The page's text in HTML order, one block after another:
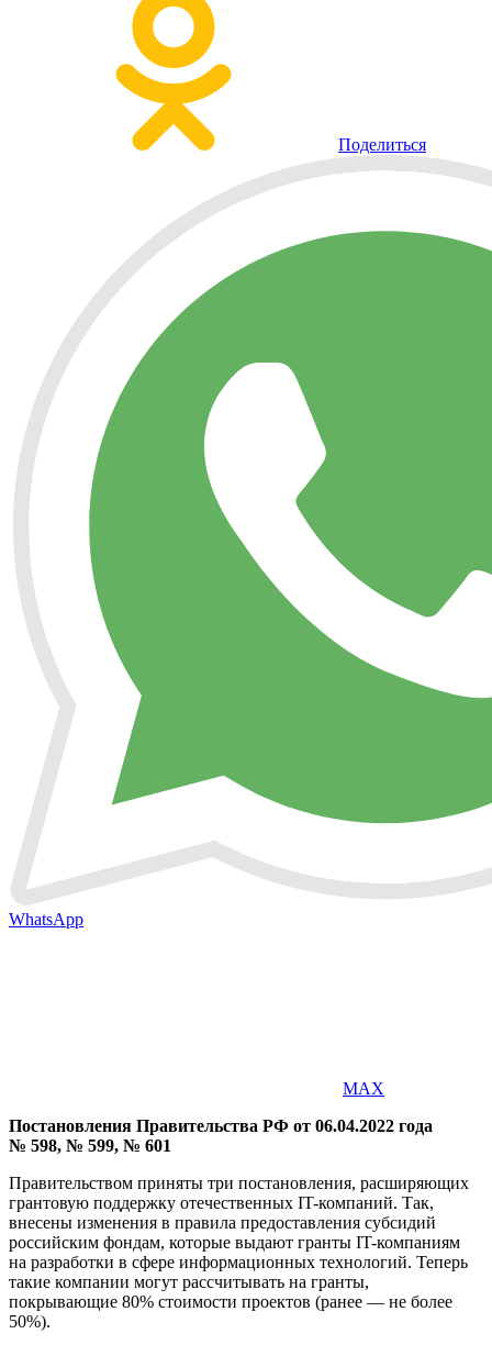
Поделиться
WhatsApp
MAX
Постановления Правительства РФ от 06.04.2022 года
№ 598, № 599, № 601
Правительством приняты три постановления, расширяющих
грантовую поддержку отечественных IT-компаний. Так,
внесены изменения в правила предоставления субсидий
российским фондам, которые выдают гранты IT-компаниям
на разработки в сфере информационных технологий. Теперь
такие компании могут рассчитывать на гранты,
покрывающие 80% стоимости проектов (ранее — не более
50%).